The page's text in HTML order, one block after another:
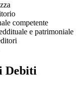
competente
e patrimoniale
Debiti